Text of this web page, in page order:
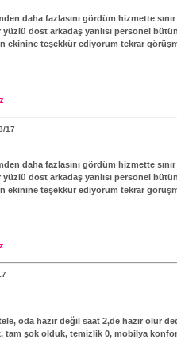
daha fazlasını gördüm hizmette
dost arkadaş yanlısı personel
ekinine teşekkür ediyorum tekrar
17
daha fazlasını gördüm hizmette
dost arkadaş yanlısı personel
ekinine teşekkür ediyorum tekrar
oda hazır değil saat 2,de hazır olur
tam şok olduk, temizlik 0, mobilya